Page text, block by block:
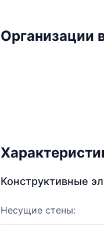
Организации
Конструктивные
Несущие стены: